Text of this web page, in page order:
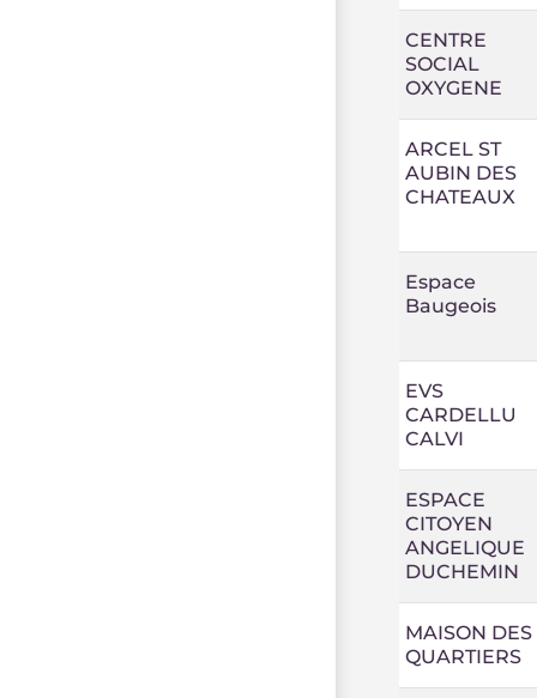
CENTRE
SOCIAL
OXYGENE
ARCEL ST
AUBIN DES
CHATEAUX
Espace
Baugeois
EVS
CARDELLU
CALVI
ESPACE
CITOYEN
ANGELIQUE
DUCHEMIN
MAISON DES
QUARTIERS